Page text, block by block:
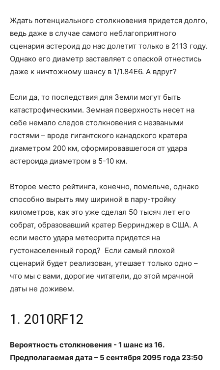
Ждать потенциального столкновения придется долго,
ведь даже в случае самого неблагоприятного
сценария астероид до нас долетит только в 2113 году.
Однако его диаметр заставляет с опаской отнестись
даже к ничтожному шансу в 1/1.84Е6. А вдруг?
Если да, то последствия для Земли могут быть
катастрофическими. Земная поверхность несет на
себе немало следов столкновения с незваными
гостями – вроде гигантского канадского кратера
диаметром 200 км, сформировавшегося от удара
астероида диаметром в 5-10 км.
Второе место рейтинга, конечно, помельче, однако
способно вырыть яму шириной в пару-тройку
километров, как это уже сделал 50 тысяч лет его
собрат, образовавший кратер Берринджер в США. А
если место удара метеорита придется на
густонаселенный город? Если самый плохой
сценарий будет реализован, утешает только одно –
что мы с вами, дорогие читатели, до этой мрачной
даты не доживем.
1. 2010RF12
Вероятность столкновения - 1 шанс из 16.
Предполагаемая дата – 5 сентября 2095 года 23:50